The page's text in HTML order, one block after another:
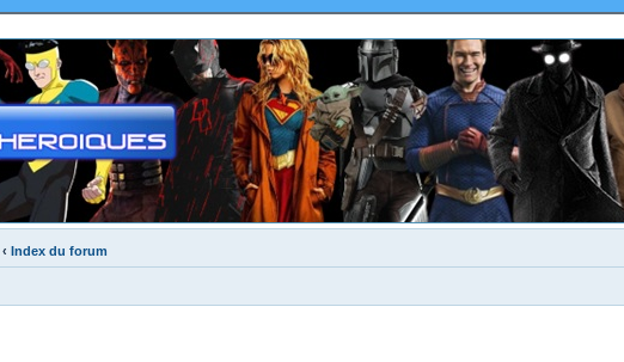
‹ Index du forum